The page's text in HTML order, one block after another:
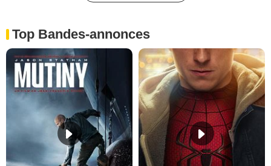
Top Bandes-annonces